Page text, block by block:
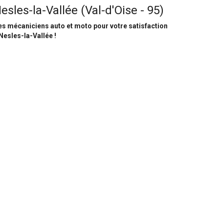
la-Vallée (Val-d'Oise - 95)
mécaniciens auto et moto pour votre satisfaction
la-Vallée !